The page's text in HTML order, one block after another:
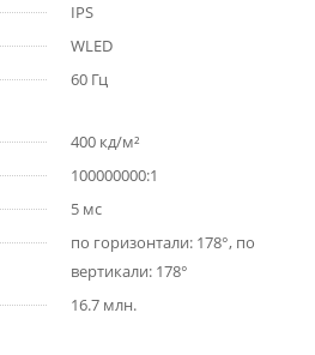
IPS
WLED
60 Гц
400 кд/м²
100000000:1
5 мс
по горизонтали: 178°, по
вертикали: 178°
16.7 млн.